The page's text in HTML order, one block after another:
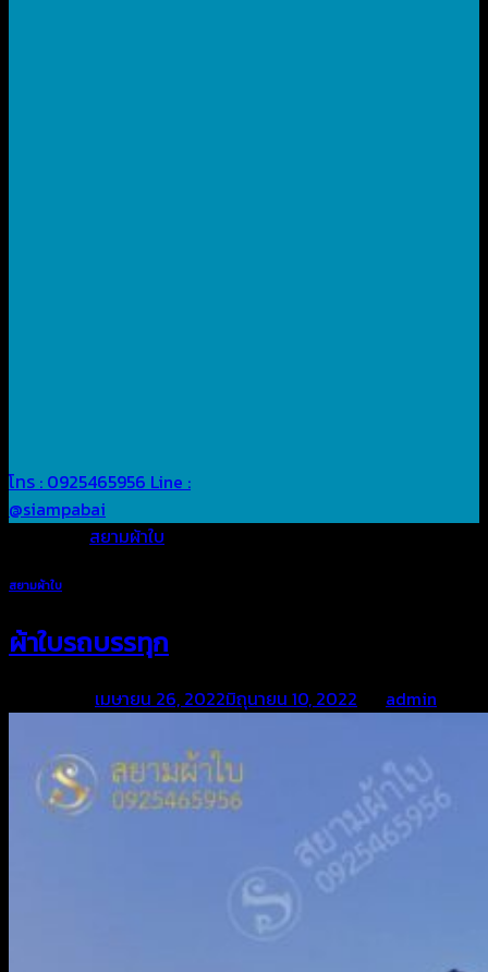
โทร : 0925465956 Line :
@siampabai
สยามผ้าใบ
สยามผ้าใบ
ผ้าใบรถบรรทุก
เมษายน 26, 2022มิถุนายน 10, 2022 admin